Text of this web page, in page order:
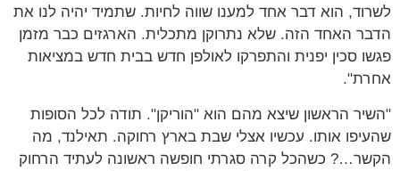
הוא דבר אחד למענו שווה לחיות. שתמיד יהיה לנו את
האחד הזה. שלא נתרוקן מתכלית. הארגזים כבר מזמן
סכין יפנית והתפרקו לאולפן חדש בבית חדש במציאות
הראשון שיצא מהם הוא "הוריקן". תודה לכל הסופות
אותו. עכשיו אצלי שבת בארץ רחוקה. תאילנד, מה
כשהכל קרה סגרתי חופשה ראשונה לעתיד הרחוק